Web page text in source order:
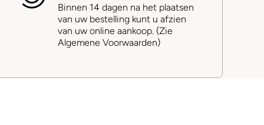
Binnen 14 dagen na het plaatsen
van uw bestelling kunt u afzien
van uw online aankoop. (Zie
Algemene Voorwaarden)